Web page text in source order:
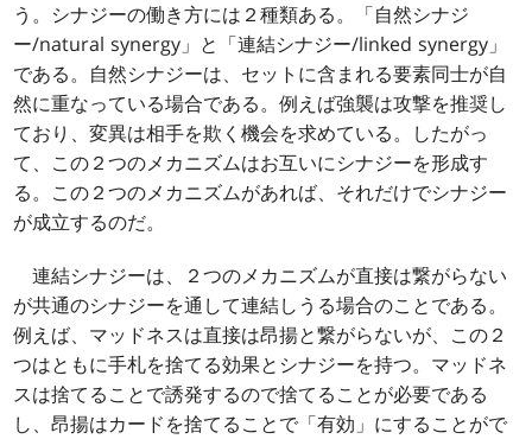
う。シナジーの働き方には２種類ある。「自然シナジ
ー/natural synergy」と「連結シナジー/linked synergy」
である。自然シナジーは、セットに含まれる要素同士が自
然に重なっている場合である。例えば強襲は攻撃を推奨し
ており、変異は相手を欺く機会を求めている。したがっ
て、この２つのメカニズムはお互いにシナジーを形成す
る。この２つのメカニズムがあれば、それだけでシナジー
が成立するのだ。
連結シナジーは、２つのメカニズムが直接は繋がらない
が共通のシナジーを通して連結しうる場合のことである。
例えば、マッドネスは直接は昂揚と繋がらないが、この２
つはともに手札を捨てる効果とシナジーを持つ。マッドネ
スは捨てることで誘発するので捨てることが必要である
し、昂揚はカードを捨てることで「有効」にすることがで